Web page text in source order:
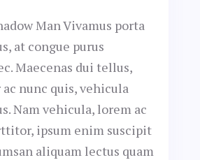
Man Vivamus porta
at congue purus
Maecenas dui tellus,
nunc quis, vehicula
Nam vehicula, lorem ac
ipsum enim suscipit
aliquam lectus quam